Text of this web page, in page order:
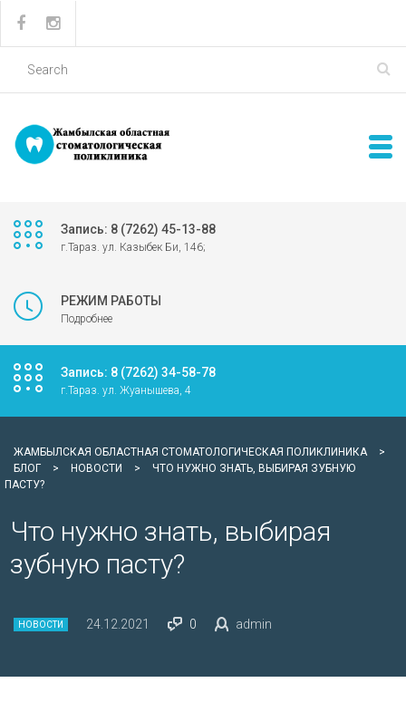
Запись: 8 (7262) 45-13-88
г.Тараз. ул. Казыбек Би, 146;
РЕЖИМ РАБОТЫ
Подробнее
Запись: 8 (7262) 34-58-78
г.Тараз. ул. Жуанышева, 4
ЖАМБЫЛСКАЯ ОБЛАСТНАЯ СТОМАТОЛОГИЧЕСКАЯ ПОЛИКЛИНИКА
>
БЛОГ
> НОВОСТИ >
ЧТО НУЖНО ЗНАТЬ, ВЫБИРАЯ ЗУБНУЮ
ПАСТУ?
Что нужно знать, выбирая
зубную пасту?
НОВОСТИ 24.12.2021 0 admin